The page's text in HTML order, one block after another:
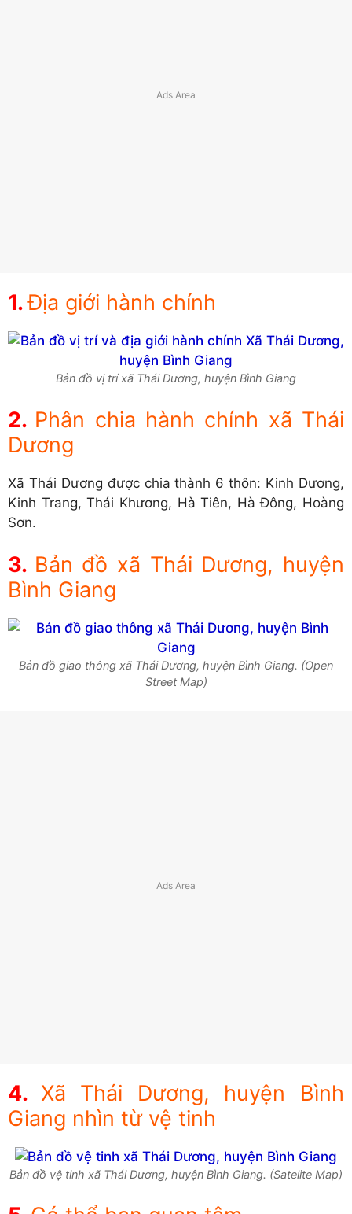
Địa giới hành chính
Bản đồ vị trí xã Thái Dương, huyện Bình Giang
Phân chia hành chính xã Thái
Dương
Xã Thái Dương được chia thành 6 thôn: Kinh Dương,
Kinh Trang, Thái Khương, Hà Tiên, Hà Đông, Hoàng
Sơn.
Bản đồ xã Thái Dương, huyện
Bình Giang
Bản đồ giao thông xã Thái Dương, huyện Bình Giang. (Open
Street Map)
Xã Thái Dương, huyện Bình
Giang nhìn từ vệ tinh
Bản đồ vệ tinh xã Thái Dương, huyện Bình Giang. (Satelite Map)